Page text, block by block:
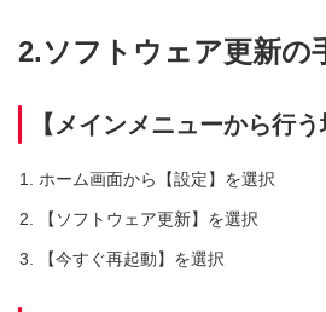
2.ソフトウェア更新の
【メインメニューから行う
ホーム画面から【設定】を選択
【ソフトウェア更新】を選択
【今すぐ再起動】を選択